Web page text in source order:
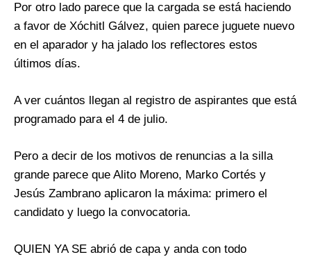
Por otro lado parece que la cargada se está haciendo
a favor de Xóchitl Gálvez, quien parece juguete nuevo
en el aparador y ha jalado los reflectores estos
últimos días.
A ver cuántos llegan al registro de aspirantes que está
programado para el 4 de julio.
Pero a decir de los motivos de renuncias a la silla
grande parece que Alito Moreno, Marko Cortés y
Jesús Zambrano aplicaron la máxima: primero el
candidato y luego la convocatoria.
QUIEN YA SE abrió de capa y anda con todo